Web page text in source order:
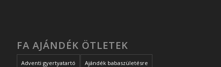
FA AJÁNDÉK ÖTLETEK
Adventi gyertyatartó Ajándék babaszületésre